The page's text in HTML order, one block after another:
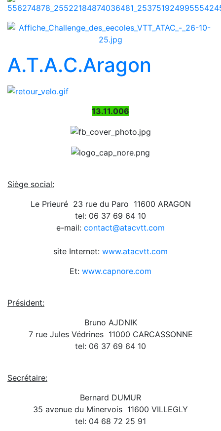
A.T.A.C.Aragon
13.11.006
Siège social:
Le Prieuré  23 rue du Paro  11600 ARAGON
tel: 06 37 69 64 10
e-mail: contact@atacvtt.com
site Internet: www.atacvtt.com
Et: www.capnore.com
Président:
Bruno AJDNIK
7 rue Jules Védrines  11000 CARCASSONNE
tel: 06 37 69 64 10
Secrétaire:
Bernard DUMUR
35 avenue du Minervois  11600 VILLEGLY
tel: 04 68 72 25 91